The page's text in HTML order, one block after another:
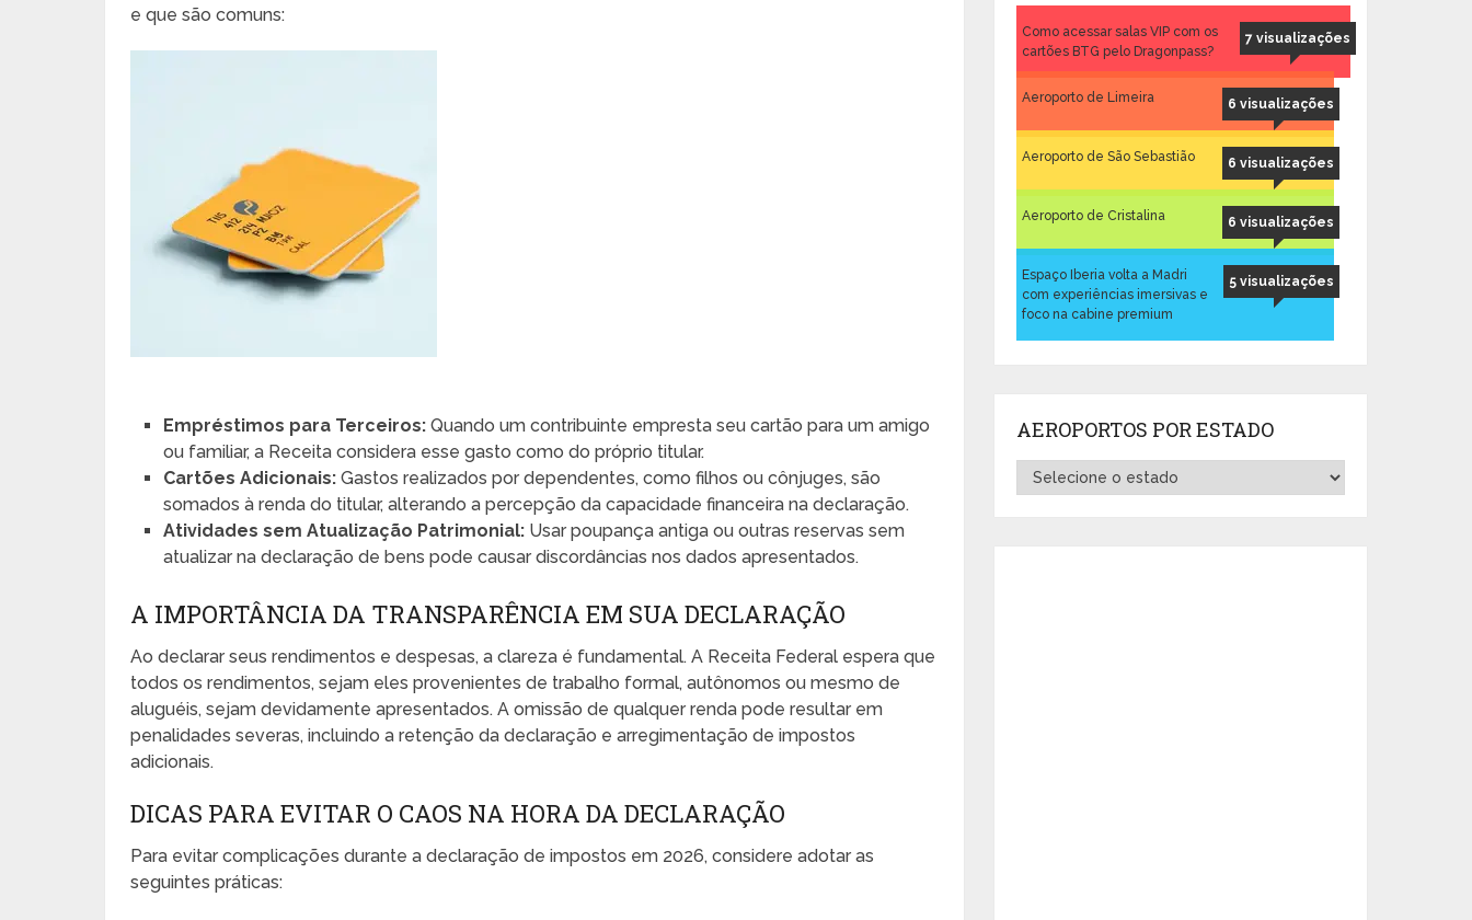
e que são comuns:
Empréstimos para Terceiros: Quando um contribuinte empresta seu cartão para um amigo
ou familiar, a Receita considera esse gasto como do próprio titular.
Cartões Adicionais: Gastos realizados por dependentes, como filhos ou cônjuges, são
somados à renda do titular, alterando a percepção da capacidade financeira na declaração.
Atividades sem Atualização Patrimonial: Usar poupança antiga ou outras reservas sem
atualizar na declaração de bens pode causar discordâncias nos dados apresentados.
A IMPORTÂNCIA DA TRANSPARÊNCIA EM SUA DECLARAÇÃO
Ao declarar seus rendimentos e despesas, a clareza é fundamental. A Receita Federal espera que
todos os rendimentos, sejam eles provenientes de trabalho formal, autônomos ou mesmo de
aluguéis, sejam devidamente apresentados. A omissão de qualquer renda pode resultar em
penalidades severas, incluindo a retenção da declaração e arregimentação de impostos
adicionais.
DICAS PARA EVITAR O CAOS NA HORA DA DECLARAÇÃO
Para evitar complicações durante a declaração de impostos em 2026, considere adotar as
seguintes práticas:
7 visualizações
Como acessar salas VIP com os
cartões BTG pelo Dragonpass?
6 visualizações
Aeroporto de Limeira
6 visualizações
Aeroporto de São Sebastião
6 visualizações
Aeroporto de Cristalina
5 visualizações
Espaço Iberia volta a Madri
com experiências imersivas e
foco na cabine premium
AEROPORTOS POR ESTADO
Aeroportos
por